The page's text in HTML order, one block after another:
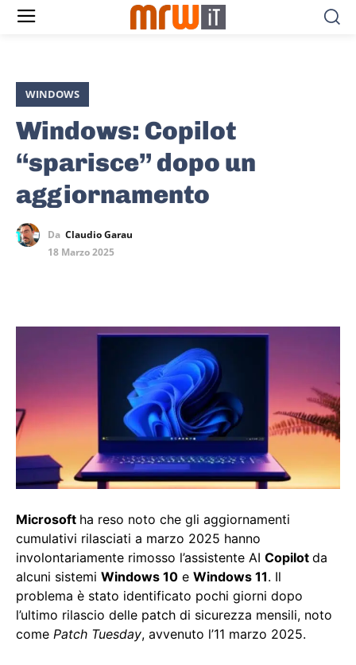
WINDOWS
Windows: Copilot
“sparisce” dopo un
aggiornamento
Da Claudio Garau
18 Marzo 2025
Microsoft ha reso noto che gli aggiornamenti
cumulativi rilasciati a marzo 2025 hanno
involontariamente rimosso l’assistente AI Copilot da
alcuni sistemi Windows 10 e Windows 11. Il
problema è stato identificato pochi giorni dopo
l’ultimo rilascio delle patch di sicurezza mensili, noto
come Patch Tuesday, avvenuto l’11 marzo 2025.